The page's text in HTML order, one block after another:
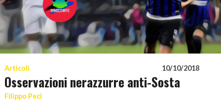
Articoli 10/10/2018
Osservazioni nerazzurre anti-Sosta
Filippo Peci